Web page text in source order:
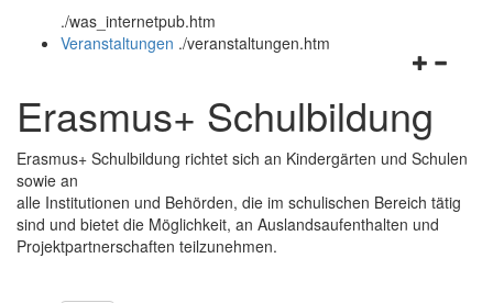
und
schließen
./was_internetpub.htm
und
schließen
Veranstaltungen ./veranstaltungen.htm
Erasmus+ Schulbildung
Erasmus+ Schulbildung richtet sich an Kindergärten und Schulen
sowie an
alle Institutionen und Behörden, die im schulischen Bereich tätig
sind und bietet die Möglichkeit, an Auslandsaufenthalten und
Projektpartnerschaften teilzunehmen.